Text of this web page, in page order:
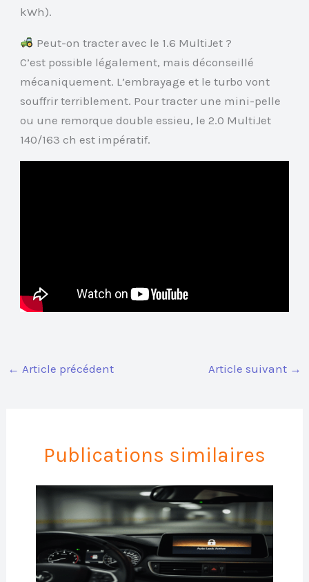
kWh).
Peut-on tracter avec le 1.6 MultiJet ?
C’est possible légalement, mais déconseillé
mécaniquement. L’embrayage et le turbo vont
souffrir terriblement. Pour tracter une mini-pelle
ou une remorque double essieu, le 2.0 MultiJet
140/163 ch est impératif.
← Article précédent Article suivant →
Publications similaires